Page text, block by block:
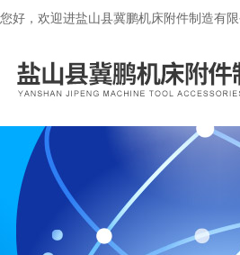
您好，欢迎进盐山县冀鹏机床附件制造有限